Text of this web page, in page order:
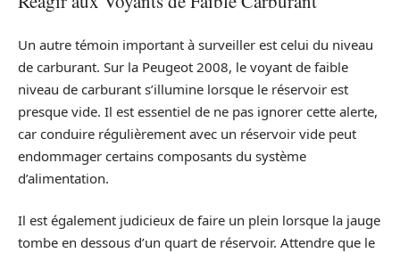
Un autre témoin important à surveiller est celui du niveau
de carburant. Sur la Peugeot 2008, le voyant de faible
niveau de carburant s’illumine lorsque le réservoir est
presque vide. Il est essentiel de ne pas ignorer cette alerte,
car conduire régulièrement avec un réservoir vide peut
endommager certains composants du système
d’alimentation.
Il est également judicieux de faire un plein lorsque la jauge
tombe en dessous d’un quart de réservoir. Attendre que le